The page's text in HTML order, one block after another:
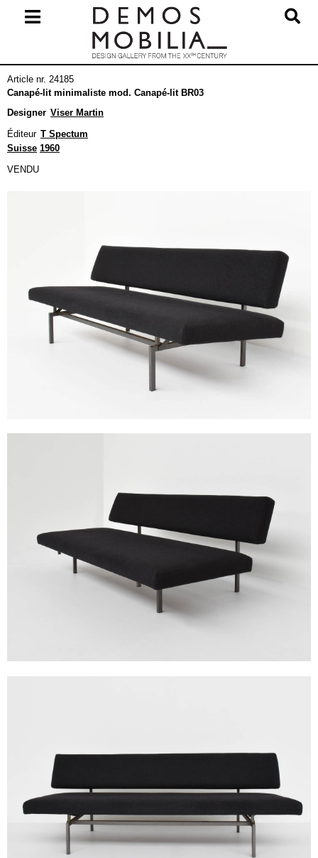
Navigation
Article nr. 24185
Canapé-lit minimaliste mod. Canapé-lit BR03
Designer Viser Martin
Éditeur T Spectum
Suisse 1960
VENDU